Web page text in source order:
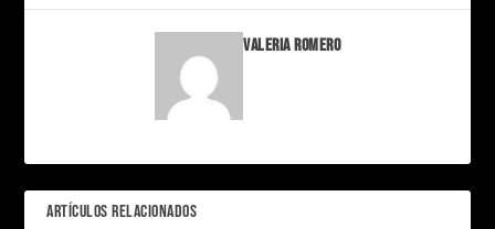
Valeria Romero
ARTÍCULOS RELACIONADOS